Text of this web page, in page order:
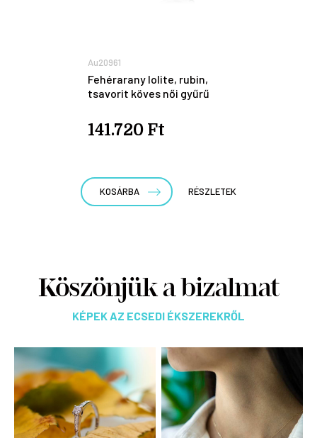
Au20961
Fehérarany lolite, rubin,
tsavorit köves női gyűrű
141.720 Ft
KOSÁRBA RÉSZLETEK
Köszönjük a bizalmat
KÉPEK AZ ECSEDI ÉKSZEREKRŐL